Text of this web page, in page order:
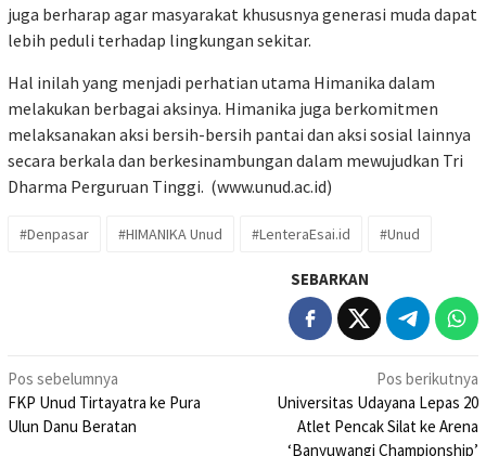
juga berharap agar masyarakat khususnya generasi muda dapat
lebih peduli terhadap lingkungan sekitar.
Hal inilah yang menjadi perhatian utama Himanika dalam
melakukan berbagai aksinya. Himanika juga berkomitmen
melaksanakan aksi bersih-bersih pantai dan aksi sosial lainnya
secara berkala dan berkesinambungan dalam mewujudkan Tri
Dharma Perguruan Tinggi. (www.unud.ac.id)
#Denpasar #HIMANIKA Unud #LenteraEsai.id #Unud
SEBARKAN
Navigasi
pos
Pos sebelumnya
FKP Unud Tirtayatra ke Pura
Ulun Danu Beratan
Pos berikutnya
Universitas Udayana Lepas 20
Atlet Pencak Silat ke Arena
‘Banyuwangi Championship’